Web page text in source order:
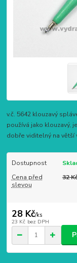
v.č. 5642 klouzavý
používá jako klouzavý,
dobře viditelný na větší
Dostupnost
Cena před
slevou
32
28 Kč/ks
23 Kč bez DPH